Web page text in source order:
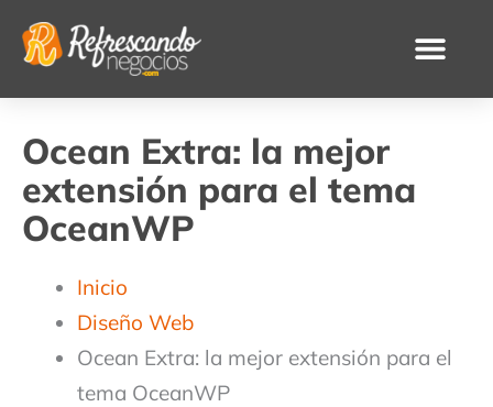
Ocean Extra: la mejor
extensión para el tema
OceanWP
Inicio
Diseño Web
Ocean Extra: la mejor extensión para el
tema OceanWP